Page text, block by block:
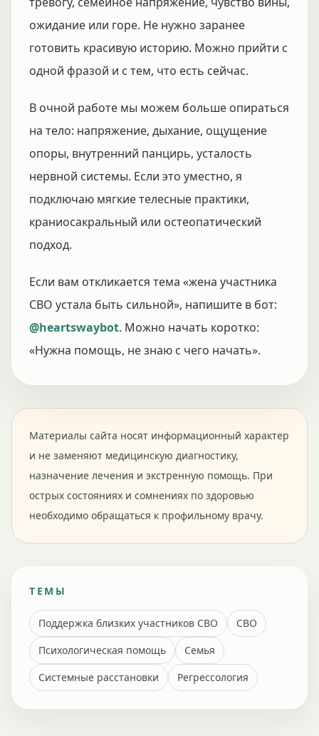
ожидание или горе. Не нужно заранее
готовить красивую историю. Можно прийти с
одной фразой и с тем, что есть сейчас.
В очной работе мы можем больше опираться
на тело: напряжение, дыхание, ощущение
опоры, внутренний панцирь, усталость
нервной системы. Если это уместно, я
подключаю мягкие телесные практики,
краниосакральный или остеопатический
подход.
Если вам откликается тема «жена участника
СВО устала быть сильной», напишите в бот:
@heartswaybot. Можно начать коротко:
«Нужна помощь, не знаю с чего начать».
Материалы сайта носят информационный характер
и не заменяют медицинскую диагностику,
назначение лечения и экстренную помощь. При
острых состояниях и сомнениях по здоровью
необходимо обращаться к профильному врачу.
ТЕМЫ
Поддержка близких участников СВО
СВО
Психологическая помощь
Семья
Системные расстановки
Регрессология